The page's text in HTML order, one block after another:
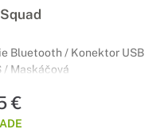
Bluetooth / Konektor USB
/ Maskáčová
€